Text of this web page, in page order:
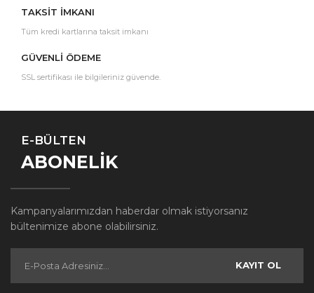
TAKSİT İMKANI
Tüm kredi kartlarına taksit imkanı
GÜVENLİ ÖDEME
SSL sertifikası ile bilgileriniz güvende.
E-BÜLTEN
ABONELİK
Kampanyalarımızdan haberdar olmak istiyorsanız
bültenimize abone olabilirsiniz.
KAYIT OL